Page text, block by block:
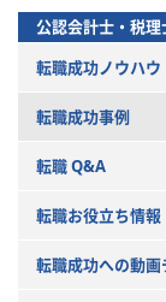
公認会計士・税理
転職成功ノウハウ
転職成功事例
転職 Q&A
転職お役立ち情報
転職成功への動